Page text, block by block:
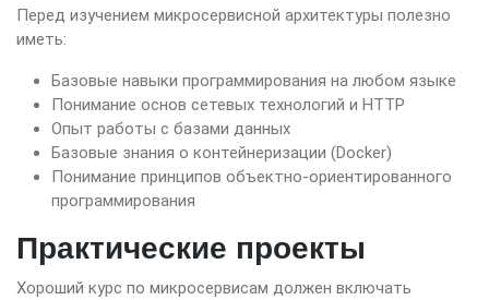
Перед изучением микросервисной архитектуры полезно
иметь:
Базовые навыки программирования на любом языке
Понимание основ сетевых технологий и HTTP
Опыт работы с базами данных
Базовые знания о контейнеризации (Docker)
Понимание принципов объектно-ориентированного
программирования
Практические проекты
Хороший курс по микросервисам должен включать